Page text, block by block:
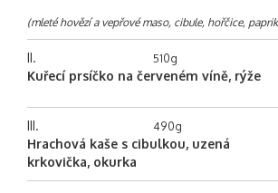
(mleté hovězí a vepřové maso, cibule, hořčice,
II. 510g
Kuřecí prsíčko na červeném víně, rýže
III. 490g
Hrachová kaše s cibulkou, uzená
krkovička, okurka